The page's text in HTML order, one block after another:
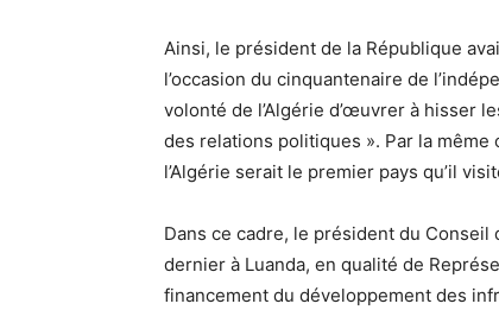
Ainsi, le président de la République
l’occasion du cinquantenaire de
volonté de l’Algérie d’œuvrer à hisser
des relations politiques ». Par la
l’Algérie serait le premier pays qu’il
Dans ce cadre, le président du
dernier à Luanda, en qualité de
financement du développement des